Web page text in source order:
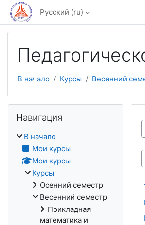
Перейти к основному содержанию
Русский ‎(ru)‎
В начало Курсы Весенний
Навигация
В начало
Мои курсы
Мои курсы
Курсы
Осенний семестр
Весенний семестр
Прикладная
математика и